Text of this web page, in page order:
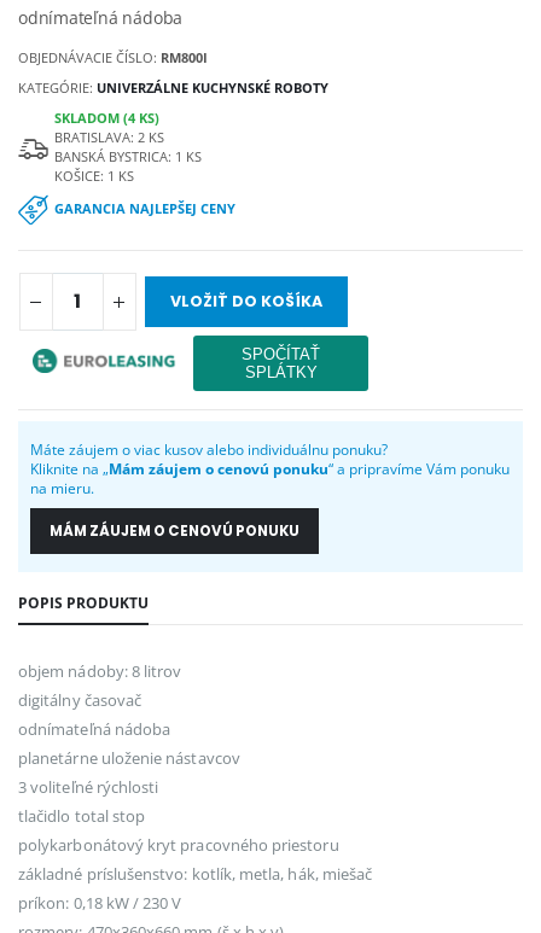
odnímateľná nádoba
OBJEDNÁVACIE ČÍSLO: RM800I
KATEGÓRIE: UNIVERZÁLNE KUCHYNSKÉ ROBOTY
SKLADOM (4 KS)
BRATISLAVA: 2 KS
BANSKÁ BYSTRICA: 1 KS
KOŠICE: 1 KS
GARANCIA NAJLEPŠEJ CENY
VLOŽIŤ DO KOŠÍKA
Máte záujem o viac kusov alebo individuálnu ponuku?
Kliknite na „Mám záujem o cenovú ponuku“ a pripravíme Vám ponuku
na mieru.
MÁM ZÁUJEM O CENOVÚ PONUKU
POPIS PRODUKTU
objem nádoby: 8 litrov
digitálny časovač
odnímateľná nádoba
planetárne uloženie nástavcov
3 voliteľné rýchlosti
tlačidlo total stop
polykarbonátový kryt pracovného priestoru
základné príslušenstvo: kotlík, metla, hák, miešač
príkon: 0,18 kW / 230 V